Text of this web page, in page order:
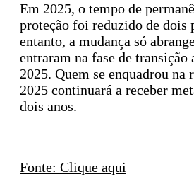
Em 2025, o tempo de
proteção foi reduzido de dois
entanto, a mudança só
entraram na fase de
2025. Quem se enquadrou na
2025 continuará a receber
dois anos.
Fonte: Clique aqui